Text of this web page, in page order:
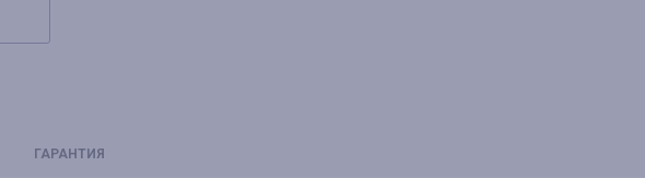
ГАРАНТИЯ